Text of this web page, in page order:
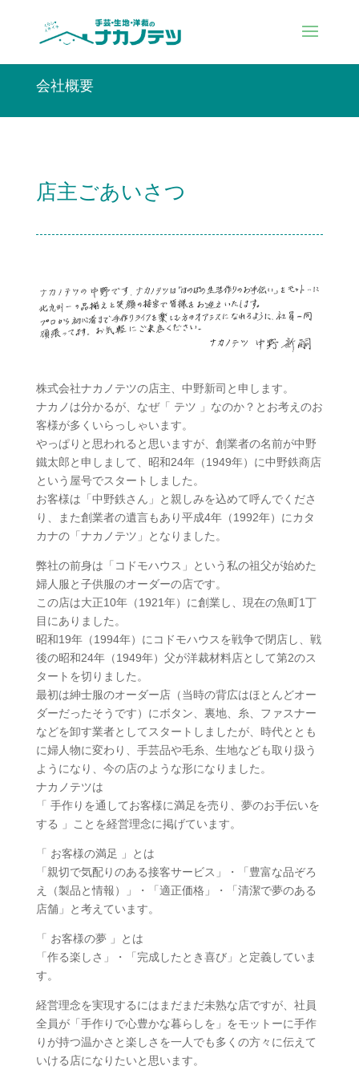
会社概要
店主ごあいさつ
株式会社ナカノテツの店主、中野新司と申します。
ナカノは分かるが、なぜ「 テツ 」なのか？とお考えのお
客様が多くいらっしゃいます。
やっぱりと思われると思いますが、創業者の名前が中野
鐵太郎と申しまして、昭和24年（1949年）に中野鉄商店
という屋号でスタートしました。
お客様は「中野鉄さん」と親しみを込めて呼んでくださ
り、また創業者の遺言もあり平成4年（1992年）にカタ
カナの「ナカノテツ」となりました。
弊社の前身は「コドモハウス」という私の祖父が始めた
婦人服と子供服のオーダーの店です。
この店は大正10年（1921年）に創業し、現在の魚町1丁
目にありました。
昭和19年（1994年）にコドモハウスを戦争で閉店し、戦
後の昭和24年（1949年）父が洋裁材料店として第2のス
タートを切りました。
最初は紳士服のオーダー店（当時の背広はほとんどオー
ダーだったそうです）にボタン、裏地、糸、ファスナー
などを卸す業者としてスタートしましたが、時代ととも
に婦人物に変わり、手芸品や毛糸、生地なども取り扱う
ようになり、今の店のような形になりました。
ナカノテツは
「 手作りを通してお客様に満足を売り、夢のお手伝いを
する 」ことを経営理念に掲げています。
「 お客様の満足 」とは
「親切で気配りのある接客サービス」・「豊富な品ぞろ
え（製品と情報）」・「適正価格」・「清潔で夢のある
店舗」と考えています。
「 お客様の夢 」とは
「作る楽しさ」・「完成したとき喜び」と定義していま
す。
経営理念を実現するにはまだまだ未熟な店ですが、社員
全員が「手作りで心豊かな暮らしを」をモットーに手作
りが持つ温かさと楽しさを一人でも多くの方々に伝えて
いける店になりたいと思います。